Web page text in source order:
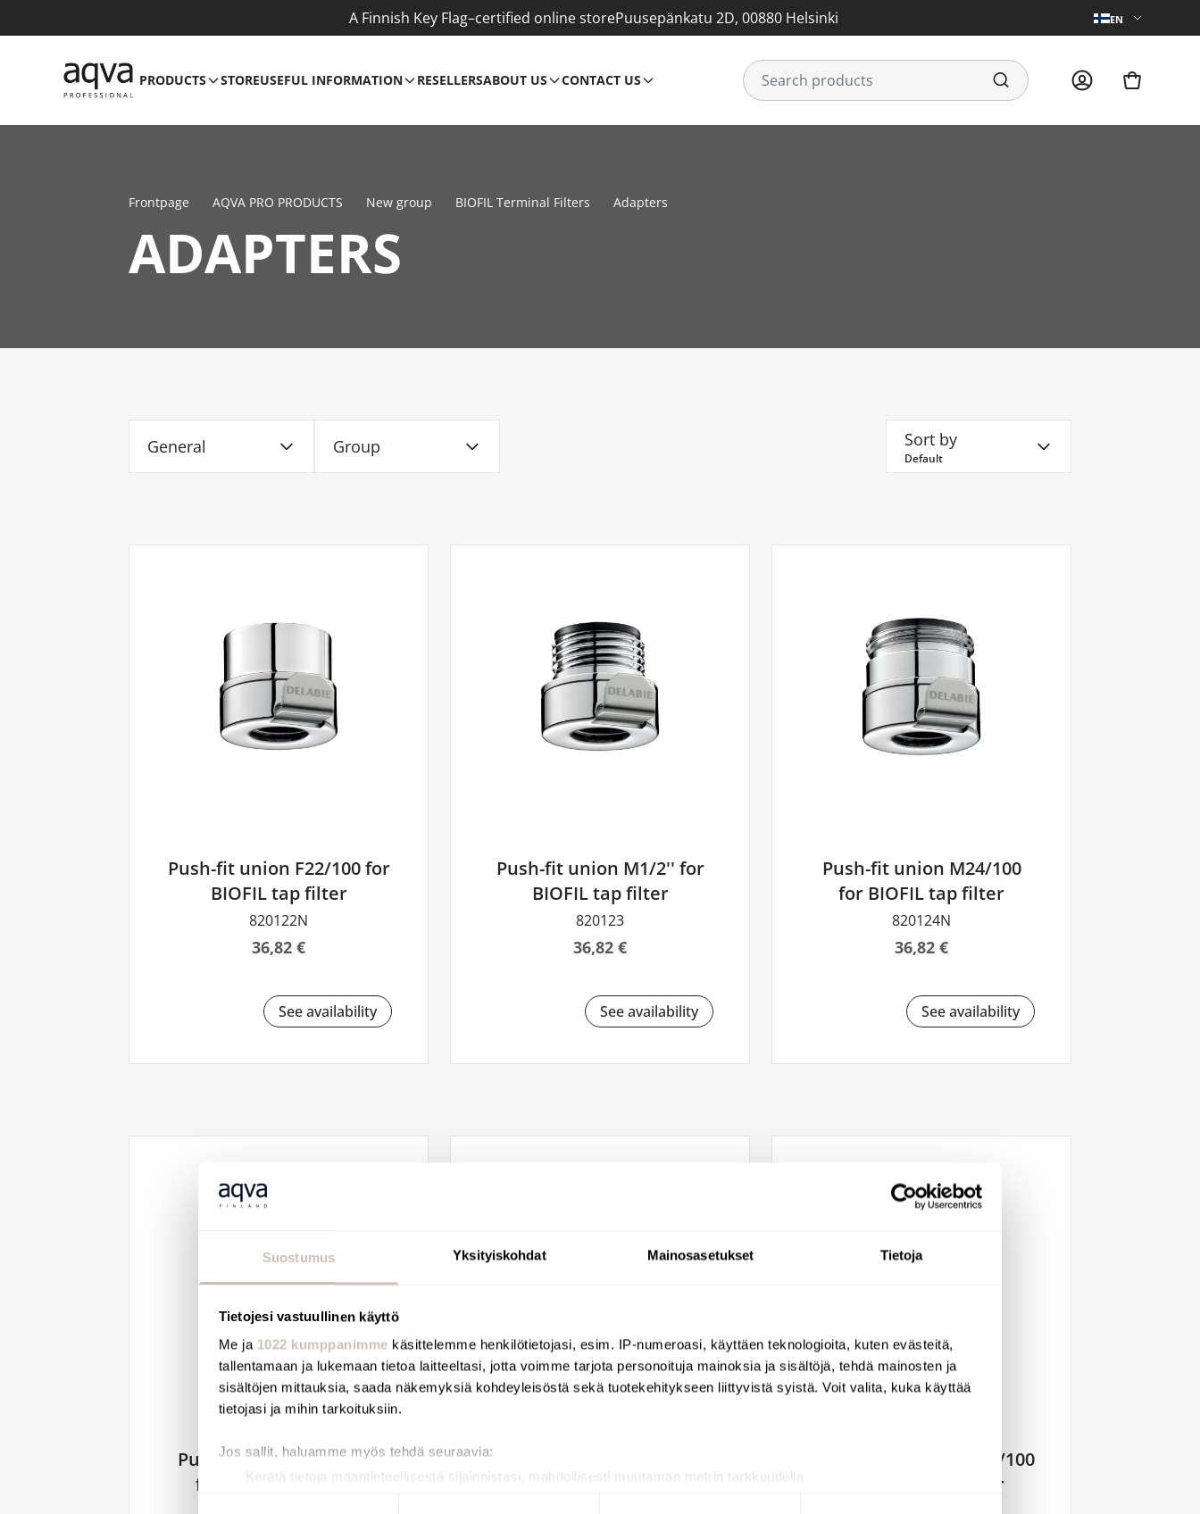
Suostumus Yksityiskohdat Mainosasetukset Tietoja
Tietojesi vastuullinen käyttö
Me ja 1022 kumppanimme käsittelemme henkilötietojasi, esim. IP-numeroasi, käyttäen teknologioita, kuten evästeitä,
tallentamaan ja lukemaan tietoa laitteeltasi, jotta voimme tarjota personoituja mainoksia ja sisältöjä, tehdä mainosten ja
sisältöjen mittauksia, saada näkemyksiä kohdeyleisöstä sekä tuotekehitykseen liittyvistä syistä. Voit valita, kuka käyttää
tietojasi ja mihin tarkoituksiin.
Jos sallit, haluamme myös tehdä seuraavia:
Kerätä tietoja maantieteellisestä sijainnistasi, mahdollisesti muutaman metrin tarkkuudella
A Finnish Key Flag–certified online storePuusepänkatu 2D, 00880 Helsinki EN
PRODUCTS STOREUSEFUL INFORMATION RESELLERSABOUT US CONTACT US
Frontpage AQVA PRO PRODUCTS New group BIOFIL Terminal Filters Adapters
ADAPTERS
General Group Sort by
Default
Push-fit union F22/100 for
BIOFIL tap filter
820122N
36,82 €
See availability
Push-fit union M1/2'' for
BIOFIL tap filter
820123
36,82 €
See availability
Push-fit union M24/100
for BIOFIL tap filter
820124N
36,82 €
See availability
Push-fit union M24x125
for BIOFIL tap filter
for BIOFIL tap filter
Anti-vandal union F22/100
for BIOFIL tap filter